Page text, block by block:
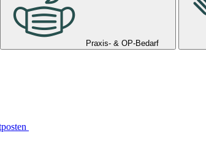
Praxis- & OP-Bedarf